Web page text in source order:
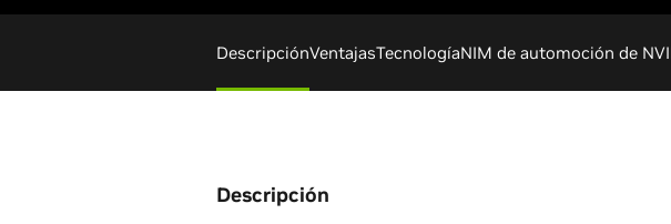
DescripciónVentajasTecnologíaNIM de automoción de
Descripción